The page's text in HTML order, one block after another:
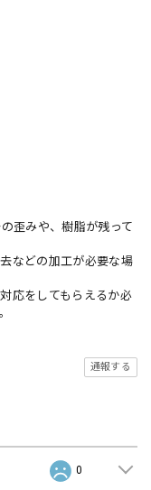
歪みや、樹脂が残って
などの加工が必要な場
応をしてもらえるか必
通報する
0